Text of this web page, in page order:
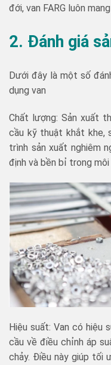
đới, van FARG luôn
2. Đánh giá
Dưới đây là một số
dụng van
Chất lượng: Sản xuất
cầu kỹ thuật khắt khe,
trình sản xuất nghiêm
định và bền bỉ trong
Hiệu suất: Van có
cầu về điều chỉnh áp
chảy. Điều này giúp tối